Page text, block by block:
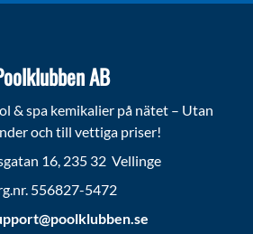
AB
& spa kemikalier på nätet – Utan
och till vettiga priser!
16, 235 32 Vellinge
556827-5472